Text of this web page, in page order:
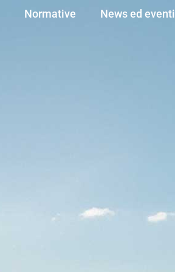
Normative News ed eventi